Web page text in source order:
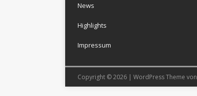
News
Highlights
Impressum
Copyright © 2026 | WordPress Theme von